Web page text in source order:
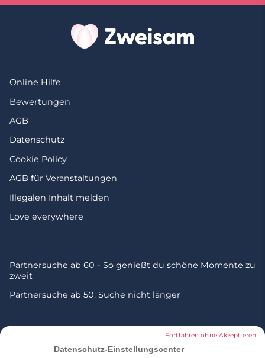
Online Hilfe
Bewertungen
AGB
Datenschutz
Cookie Policy
AGB für Veranstaltungen
Illegalen Inhalt melden
Love everywhere
Partnersuche ab 60 - So genießt du schöne Momente zu
zweit
Partnersuche ab 50: Suche nicht länger
© 2026 by Zweisam. Alle Rechte vorbehalten. A meetic
Datenschutz-Einstellungscenter
Fortfahren ohne Akzeptieren